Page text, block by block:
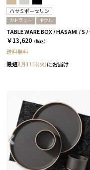
ハサミポーセリン
カトラリー ボウル
￥13,620 （税込）
送料無料
最短8月11日(火)にお届け